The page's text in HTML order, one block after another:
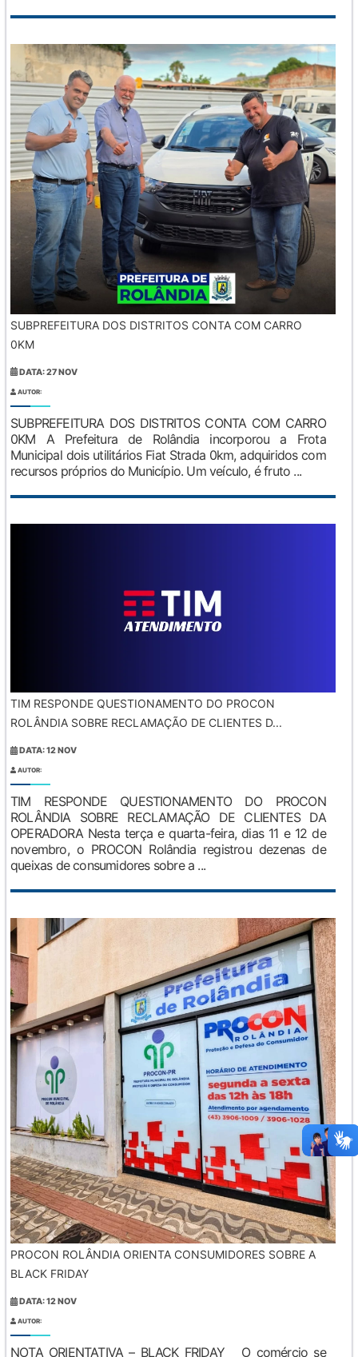
SUBPREFEITURA DOS DISTRITOS CONTA COM CARRO
0KM
DATA: 27 NOV
AUTOR:
SUBPREFEITURA DOS DISTRITOS CONTA COM CARRO
0KM A Prefeitura de Rolândia incorporou a Frota
Municipal dois utilitários Fiat Strada 0km, adquiridos com
recursos próprios do Município. Um veículo, é fruto ...
TIM RESPONDE QUESTIONAMENTO DO PROCON
ROLÂNDIA SOBRE RECLAMAÇÃO DE CLIENTES D...
DATA: 12 NOV
AUTOR:
TIM RESPONDE QUESTIONAMENTO DO PROCON
ROLÂNDIA SOBRE RECLAMAÇÃO DE CLIENTES DA
OPERADORA Nesta terça e quarta-feira, dias 11 e 12 de
novembro, o PROCON Rolândia registrou dezenas de
queixas de consumidores sobre a ...
PROCON ROLÂNDIA ORIENTA CONSUMIDORES SOBRE A
BLACK FRIDAY
DATA: 12 NOV
AUTOR:
NOTA ORIENTATIVA – BLACK FRIDAY O comércio se